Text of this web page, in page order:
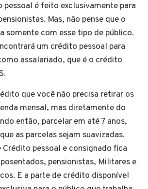
pessoal é feito exclusivamente para
Mas, não pense que o
somente com esse tipo de público.
um crédito pessoal para
assalariado, que é o crédito
que você não precisa retirar os
mensal, mas diretamente do
então, parcelar em até 7 anos,
as parcelas sejam suavizadas.
Crédito pessoal e consignado fica
pensionistas, Militares e
E a parte de crédito disponível